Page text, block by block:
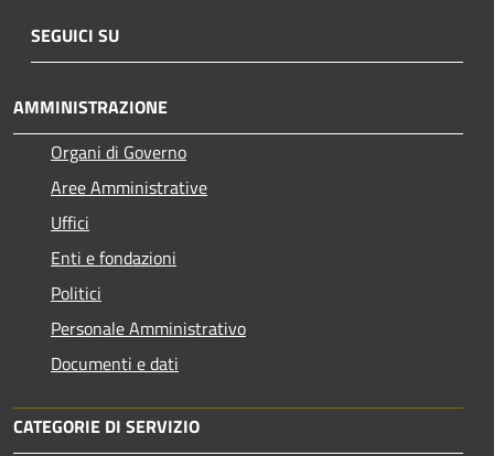
SEGUICI SU
AMMINISTRAZIONE
Organi di Governo
Aree Amministrative
Uffici
Enti e fondazioni
Politici
Personale Amministrativo
Documenti e dati
CATEGORIE DI SERVIZIO